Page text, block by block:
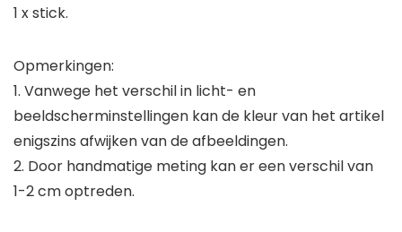
1 x stick.
Opmerkingen:
1. Vanwege het verschil in licht- en
beeldscherminstellingen kan de kleur van het artikel
enigszins afwijken van de afbeeldingen.
2. Door handmatige meting kan er een verschil van
1-2 cm optreden.